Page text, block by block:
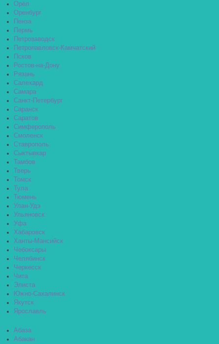
Орёл
Оренбург
Пенза
Пермь
Петрозаводск
Петропавловск-Камчатский
Псков
Ростов-на-Дону
Рязань
Салехард
Самара
Санкт-Петербург
Саранск
Саратов
Симферополь
Смоленск
Ставрополь
Сыктывкар
Тамбов
Тверь
Томск
Тула
Тюмень
Улан-Удэ
Ульяновск
Уфа
Хабаровск
Ханты-Мансийск
Чебоксары
Челябинск
Черкесск
Чита
Элиста
Южно-Сахалинск
Якутск
Ярославль
Абаза
Абакан